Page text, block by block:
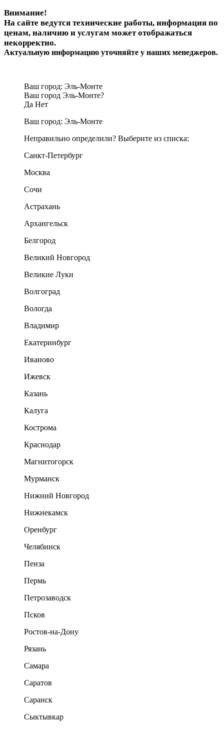
Внимание!
На сайте ведутся технические работы, информация по
ценам, наличию и услугам может отображаться
некорректно.
Актуальную информацию уточняйте у наших менеджеров.
Ваш город: Эль-Монте
Ваш город Эль-Монте?
Да Нет
Ваш город: Эль-Монте
Неправильно определили? Выберите из списка:
Санкт-Петербург
Москва
Сочи
Астрахань
Архангельск
Белгород
Великий Новгород
Великие Луки
Волгоград
Вологда
Владимир
Екатеринбург
Иваново
Ижевск
Казань
Калуга
Кострома
Краснодар
Магнитогорск
Мурманск
Нижний Новгород
Нижнекамск
Оренбург
Челябинск
Пенза
Пермь
Петрозаводск
Псков
Ростов-на-Дону
Рязань
Самара
Саратов
Саранск
Сыктывкар